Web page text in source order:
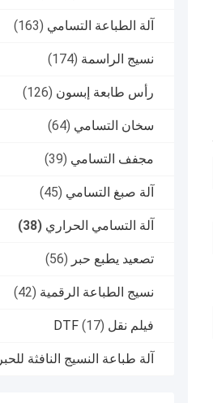
آلة الطباعة التسامي (163)
نسيج الراسمة (174)
رأس طابعة إبسون (126)
سخان التسامي (64)
مجفف التسامي (39)
آلة صبغ التسامي (45)
آلة التسامي الحراري (38)
تصعيد يطبع حبر (56)
نسيج الطباعة الرقمية (42)
فيلم نقل DTF (17)
آلة طباعة النسيج النافثة للحبر